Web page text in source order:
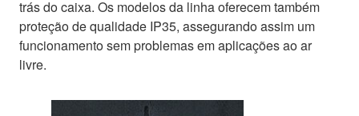
trás do caixa. Os modelos da linha oferecem também
proteção de qualidade IP35, assegurando assim um
funcionamento sem problemas em aplicações ao ar
livre.